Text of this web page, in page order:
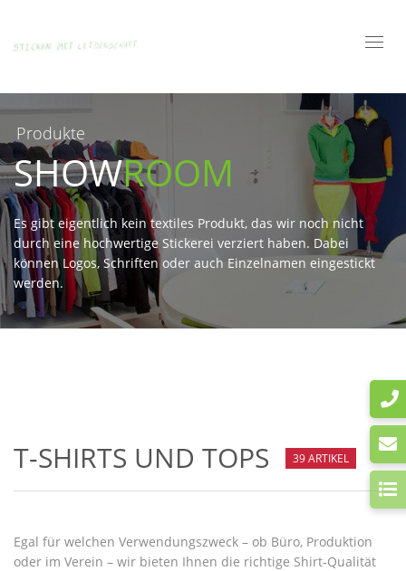
Produkte
SHOWROOM
Es gibt eigentlich kein textiles Produkt, das wir noch nicht
durch eine hochwertige Stickerei verziert haben. Dabei
können Logos, Schriften oder auch Einzelnamen eingestickt
werden.
T-SHIRTS UND TOPS 39 ARTIKEL
Egal für welchen Verwendungszweck – ob Büro, Produktion
oder im Verein – wir bieten Ihnen die richtige Shirt-Qualität